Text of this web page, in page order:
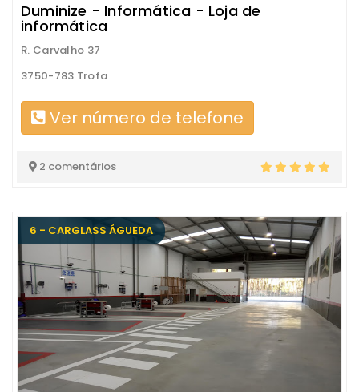
Duminize - Informática - Loja de
informática
R. Carvalho 37
3750-783 Trofa
Ver número de telefone
2 comentários
6 - CARGLASS ÁGUEDA